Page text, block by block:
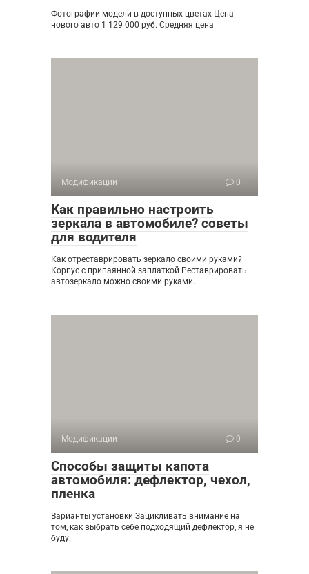
Фотографии модели в доступных цветах Цена
нового авто 1 129 000 руб. Средняя цена
Модификации 0
Как правильно настроить
зеркала в автомобиле? советы
для водителя
Как отреставрировать зеркало своими руками?
Корпус с припаянной заплаткой Реставрировать
автозеркало можно своими руками.
Модификации 0
Способы защиты капота
автомобиля: дефлектор, чехол,
пленка
Варианты установки Зацикливать внимание на
том, как выбрать себе подходящий дефлектор, я не
буду.